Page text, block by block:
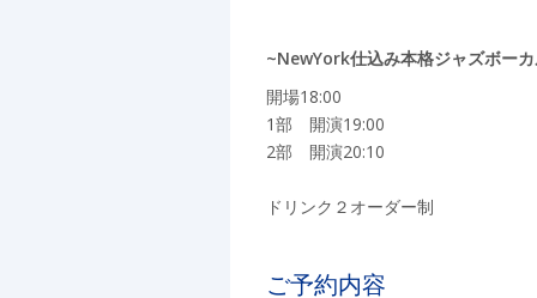
~NewYork仕込み本格ジャズボー
開場18:00
1部 開演19:00
2部 開演20:10
ドリンク２オーダー制
ご予約内容